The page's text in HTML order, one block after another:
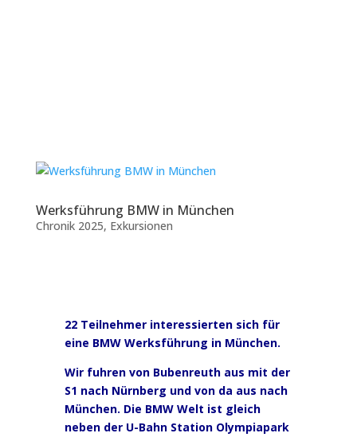
Werksführung BMW in München
Chronik 2025, Exkursionen
22 Teilnehmer interessierten sich für
eine BMW Werksführung in München.
Wir fuhren von Bubenreuth aus mit der
S1 nach Nürnberg und von da aus nach
München. Die BMW Welt ist gleich
neben der U-Bahn Station Olympiapark